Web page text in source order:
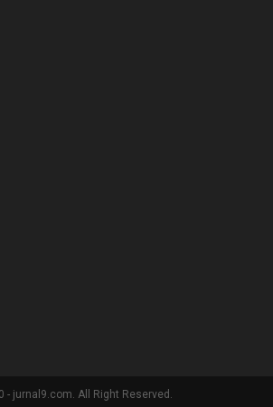
- jurnal9.com. All Right Reserved.